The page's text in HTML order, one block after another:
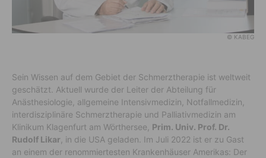
© KABEG
Sein Wissen auf dem Gebiet der Schmerztherapie ist weltweit
geschätzt. Aktuell wurde der Leiter der Abteilung für
Anästhesiologie, allgemeine Intensivmedizin, Notfallmedizin,
interdisziplinäre Schmerztherapie und Palliativmedizin am
Klinikum Klagenfurt am Wörthersee, Prim. Univ. Prof. Dr.
Rudolf Likar , in die USA geladen. Im Juli 2022 ist er zu Gast
an einem der renommiertesten Krankenhäuser Amerikas: Der